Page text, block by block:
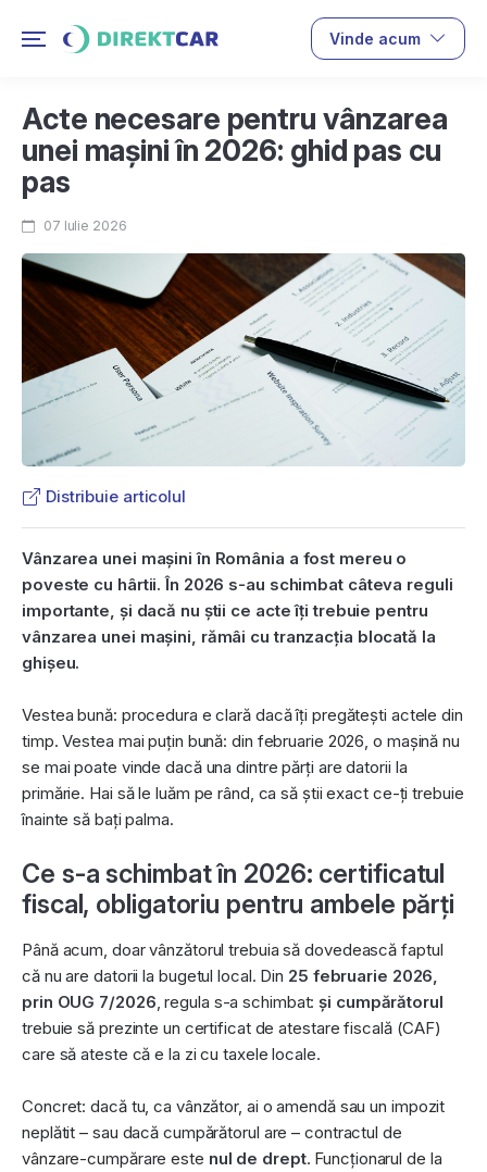
Vinde acum
Acte necesare pentru vânzarea
unei mașini în 2026: ghid pas cu
pas
07 Iulie 2026
Distribuie articolul
Vânzarea unei mașini în România a fost mereu o
poveste cu hârtii. În 2026 s-au schimbat câteva reguli
importante, și dacă nu știi ce acte îți trebuie pentru
vânzarea unei maşini, rămâi cu tranzacția blocată la
ghișeu.
Vestea bună: procedura e clară dacă îți pregătești actele din
timp. Vestea mai puțin bună: din februarie 2026, o mașină nu
se mai poate vinde dacă una dintre părți are datorii la
primărie. Hai să le luăm pe rând, ca să știi exact ce-ți trebuie
înainte să bați palma.
Ce s-a schimbat în 2026: certificatul
fiscal, obligatoriu pentru ambele părți
Până acum, doar vânzătorul trebuia să dovedească faptul
că nu are datorii la bugetul local. Din 25 februarie 2026,
prin OUG 7/2026 , regula s-a schimbat:și cumpărătorul
trebuie să prezinte un certificat de atestare fiscală (CAF)
care să ateste că e la zi cu taxele locale.
Concret: dacă tu, ca vânzător, ai o amendă sau un impozit
neplătit – sau dacă cumpărătorul are – contractul de
vânzare-cumpărare este nul de drept. Funcționarul de la